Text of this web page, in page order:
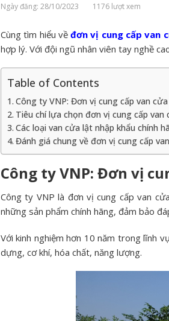
Ngày đăng: 28/10/2023 1176 lượt xem
Cùng tìm hiểu vềđơn vị cung cấp van
hợp lý. Với đội ngũ nhân viên tay nghề
Table of Contents
Công ty VNP: Đơn vị cung cấp van
Tiêu chí lựa chọn đơn vị cung cấp van
Các loại van cửa lật nhập khẩu chính
Đánh giá chung về đơn vị cung cấp
Công ty VNP: Đơn vị
Công ty VNP là đơn vị cung cấp van
những sản phẩm chính hãng, đảm bảo
Với kinh nghiệm hơn 10 năm trong lĩnh
dựng, cơ khí, hóa chất, năng lượng.